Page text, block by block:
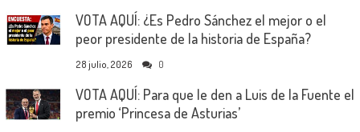
VOTA AQUÍ: ¿Es Pedro Sánchez el mejor o el
peor presidente de la historia de España?
28 julio, 2026 0
VOTA AQUÍ: Para que le den a Luis de la Fuente el
premio ‘Princesa de Asturias’